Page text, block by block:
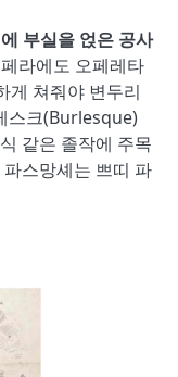
부실을 얹은 공사
라에도 오페레타
게 쳐줘야 변두리
스크(Burlesque)
같은 졸작에 주목
스망셰는 쁘띠 파